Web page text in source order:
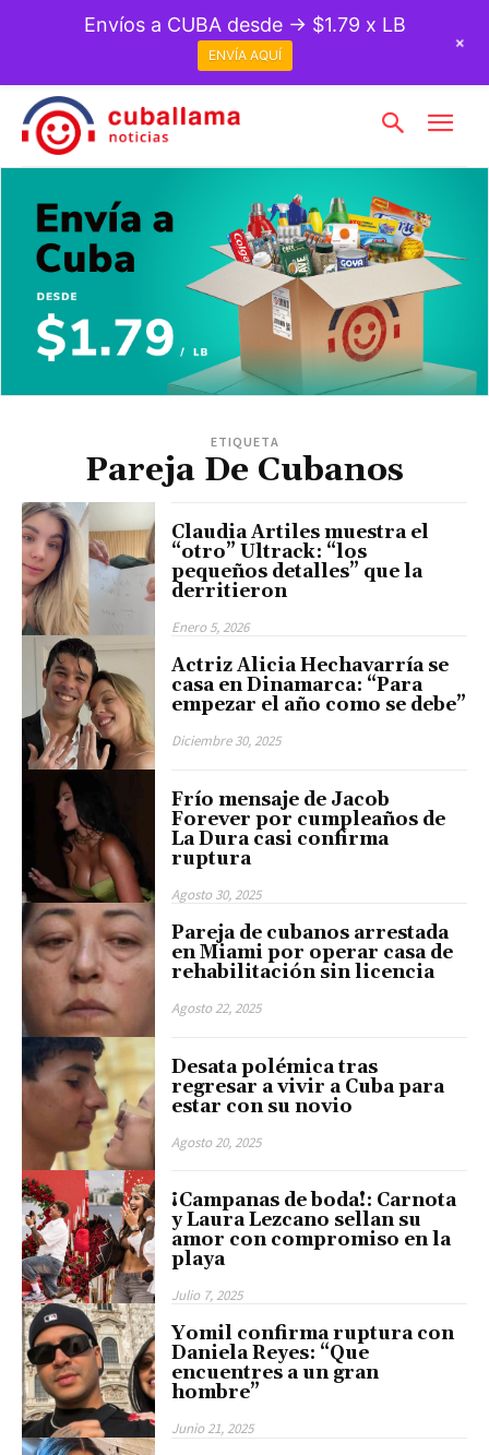
ETIQUETA
Pareja De Cubanos
Claudia Artiles muestra el
“otro” Ultrack: “los
pequeños detalles” que la
derritieron
Enero 5, 2026
Actriz Alicia Hechavarría se
casa en Dinamarca: “Para
empezar el año como se debe”
Diciembre 30, 2025
Frío mensaje de Jacob
Forever por cumpleaños de
La Dura casi confirma
ruptura
Agosto 30, 2025
Pareja de cubanos arrestada
en Miami por operar casa de
rehabilitación sin licencia
Agosto 22, 2025
Desata polémica tras
regresar a vivir a Cuba para
estar con su novio
Agosto 20, 2025
¡Campanas de boda!: Carnota
y Laura Lezcano sellan su
amor con compromiso en la
playa
Julio 7, 2025
Yomil confirma ruptura con
Daniela Reyes: “Que
encuentres a un gran
hombre”
Junio 21, 2025
Envíos a CUBA desde → $1.79 x LB
ENVÍA AQUÍ
+